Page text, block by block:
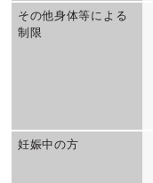
その他身体等による
制限
妊娠中の方